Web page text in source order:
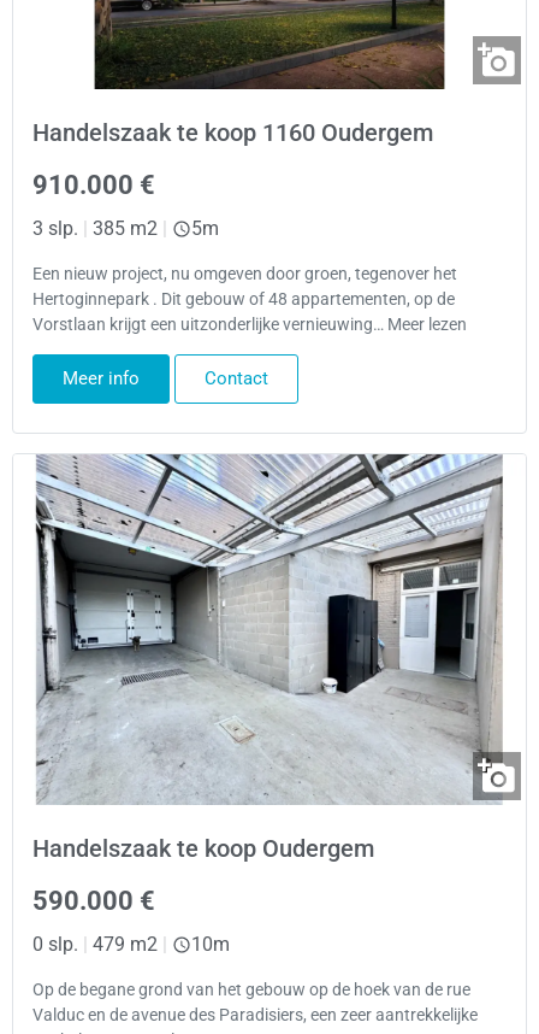
Handelszaak te koop 1160 Oudergem
910.000 €
3 slp. 385 m2 5m
Een nieuw project, nu omgeven door groen, tegenover het
Hertoginnepark . Dit gebouw of 48 appartementen, op de
Vorstlaan krijgt een uitzonderlijke vernieuwing… Meer lezen
Meer info Contact
Handelszaak te koop Oudergem
590.000 €
0 slp. | 479 m2 | 10m
Op de begane grond van het gebouw op de hoek van de rue
Valduc en de avenue des Paradisiers, een zeer aantrekkelijke